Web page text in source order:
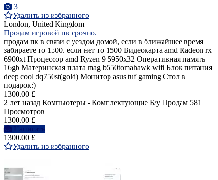
3
Удалить из избранного
London, United Kingdom
Продам игровой пк срочно.
продам пк в связи с уездом домой, если в ближайшее время
забираете то 1300. если нет то 1500 Видеокарта amd Radeon rx
6900xt Процессор amd Ryzen 9 5950x32 Оперативная память
16gb Материнская плата mag b550tomahawk wifi Блок питания
deep cool dq750st(gold) Монитор asus tuf gaming Стол в
подарок:)
1300.00 £
2 лет назад Компьютеры - Комплектующие Б/у Продам 581
Просмотров
1300.00 £
Написать
1300.00 £
Удалить из избранного